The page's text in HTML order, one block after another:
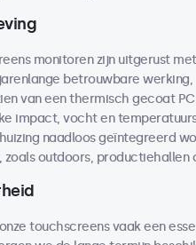
monitoren zijn uitgerust
betrouwbare
van een thermisch gecoat
impact, vocht en
naadloos geïntegreerd
zoals outdoors, productiehallen
touchscreens vaak een